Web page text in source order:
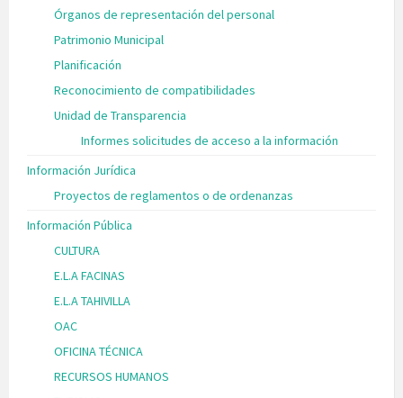
Órganos de representación del personal
Patrimonio Municipal
Planificación
Reconocimiento de compatibilidades
Unidad de Transparencia
Informes solicitudes de acceso a la información
Información Jurídica
Proyectos de reglamentos o de ordenanzas
Información Pública
CULTURA
E.L.A FACINAS
E.L.A TAHIVILLA
OAC
OFICINA TÉCNICA
RECURSOS HUMANOS